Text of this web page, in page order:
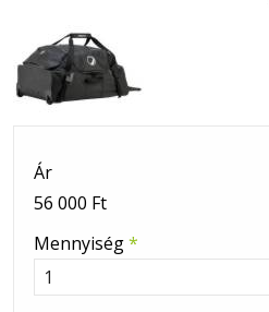
Ár
56 000 Ft
Mennyiség*